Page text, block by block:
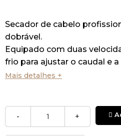
Secador de cabelo
dobrável.
Equipado com duas
frio para ajustar o caudal e
Material: ABS.
Cor Branco.
Mais detalhes +
- +